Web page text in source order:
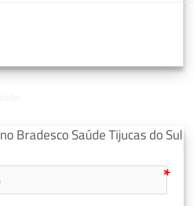
Bradesco Saúde Tijucas do Sul